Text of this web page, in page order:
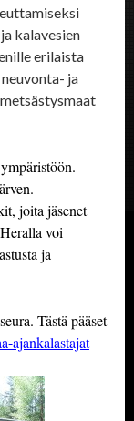
kalavesien
erilaista
ja
joita jäsenet
voi
ja
Tästä pääset
ajankalastajat